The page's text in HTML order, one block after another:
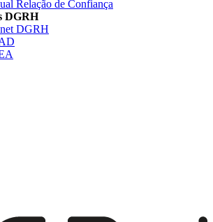
Relação de Confiança
DGRH
DGRH